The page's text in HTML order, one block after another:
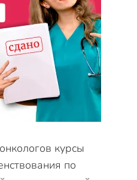
курсы
по